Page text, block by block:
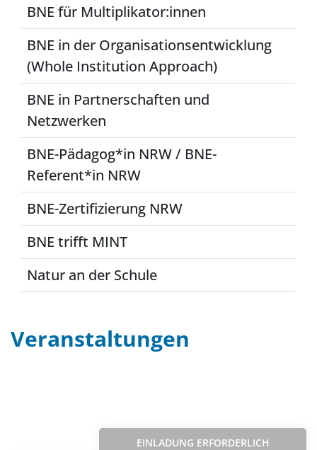
BNE für Multiplikator:innen
BNE in der Organisationsentwicklung
(Whole Institution Approach)
BNE in Partnerschaften und
Netzwerken
BNE-Pädagog*in NRW / BNE-
Referent*in NRW
BNE-Zertifizierung NRW
BNE trifft MINT
Natur an der Schule
Veranstaltungen
EINLADUNG ERFORDERLICH